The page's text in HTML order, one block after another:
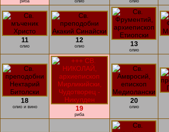
риба олио олио
11
олио
12
олио 13
олио
18
олио и вино 19
риба
20
олио